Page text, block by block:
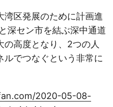
湾区発展のために計画進
深セン市を結ぶ深中通道
の高度となり、2つの人
ルでつなぐという非常に
2020-05-08-